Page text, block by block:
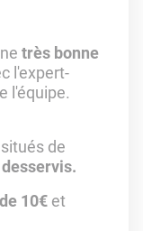
très bonne
l'expert-
l'équipe.
situés de
desservis.
10€ et